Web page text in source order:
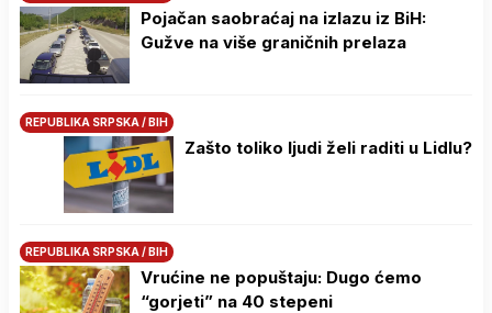
Pojačan saobraćaj na izlazu iz BiH:
Gužve na više graničnih prelaza
REPUBLIKA SRPSKA / BIH
Zašto toliko ljudi želi raditi u Lidlu?
REPUBLIKA SRPSKA / BIH
Vrućine ne popuštaju: Dugo ćemo
“gorjeti” na 40 stepeni